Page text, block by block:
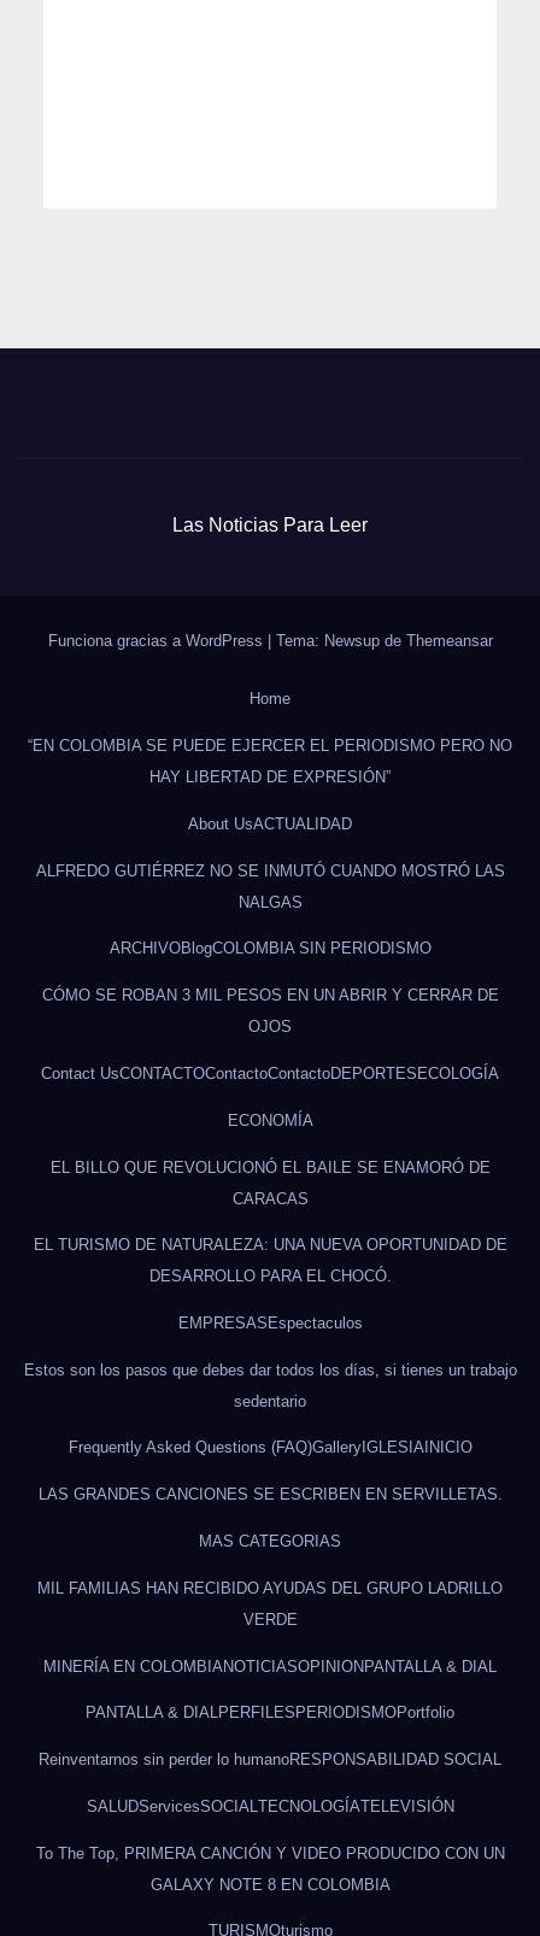
Las Noticias Para Leer
Funciona gracias a WordPress | Tema: Newsup de Themeansar
Home
“EN COLOMBIA SE PUEDE EJERCER EL PERIODISMO PERO NO
HAY LIBERTAD DE EXPRESIÓN”
About UsACTUALIDAD
ALFREDO GUTIÉRREZ NO SE INMUTÓ CUANDO MOSTRÓ LAS
NALGAS
ARCHIVOBlogCOLOMBIA SIN PERIODISMO
CÓMO SE ROBAN 3 MIL PESOS EN UN ABRIR Y CERRAR DE
OJOS
Contact UsCONTACTOContactoContactoDEPORTES ECOLOGÍA
ECONOMÍA
EL BILLO QUE REVOLUCIONÓ EL BAILE SE ENAMORÓ DE
CARACAS
EL TURISMO DE NATURALEZA: UNA NUEVA OPORTUNIDAD DE
DESARROLLO PARA EL CHOCÓ.
EMPRESAS Espectaculos
Estos son los pasos que debes dar todos los días, si tienes un trabajo
sedentario
Frequently Asked Questions (FAQ)GalleryIGLESIAINICIO
LAS GRANDES CANCIONES SE ESCRIBEN EN SERVILLETAS.
MAS CATEGORIAS
MIL FAMILIAS HAN RECIBIDO AYUDAS DEL GRUPO LADRILLO
VERDE
MINERÍA EN COLOMBIANOTICIASOPINIONPANTALLA & DIAL
PANTALLA & DIALPERFILES PERIODISMOPortfolio
Reinventarnos sin perder lo humanoRESPONSABILIDAD SOCIAL
SALUDServicesSOCIAL TECNOLOGÍATELEVISIÓN
To The Top, PRIMERA CANCIÓN Y VIDEO PRODUCIDO CON UN
GALAXY NOTE 8 EN COLOMBIA
TURISMOturismo